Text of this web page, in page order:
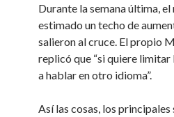
Durante la semana última,
estimado un techo de
salieron al cruce. El propio
replicó que “si quiere limitar
a hablar en otro idioma”.
Así las cosas, los